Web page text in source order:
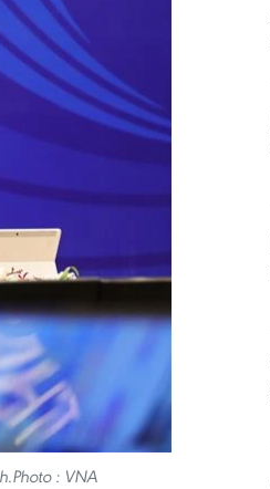
: VNA